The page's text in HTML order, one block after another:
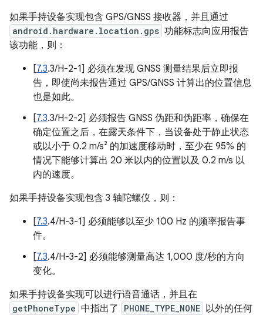
如果手持设备实现包含 GPS/GNSS 接收器，并且通过
android.hardware.location.gps 功能标志向应用报告
该功能，则：
[7.3.3/H-2-1] 必须在发现 GNSS 测量结果后立即报
告，即使尚未报告通过 GPS/GNSS 计算出的位置信息
也是如此。
[7.3.3/H-2-2] 必须报告 GNSS 伪距和伪距率，确保在
确定位置之后，在露天条件下，当设备处于静止状态
或以小于 0.2 m/s² 的加速度移动时，至少在 95% 的
情况下能够计算出 20 米以内的位置以及 0.2 m/s 以
内的速度。
如果手持设备实现包含 3 轴陀螺仪，则：
[7.3.4/H-3-1] 必须能够以至少 100 Hz 的频率报告事
件。
[7.3.4/H-3-2] 必须能够测量高达 1,000 度/秒的方向
变化。
如果手持设备实现可以进行语音通话，并且在
getPhoneType 中指出了 PHONE_TYPE_NONE 以外的任何